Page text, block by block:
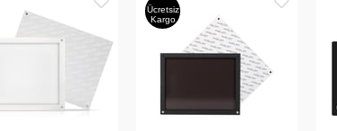
Ücretsiz
Kargo